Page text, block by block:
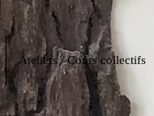
Ateliers / Cours collectifs